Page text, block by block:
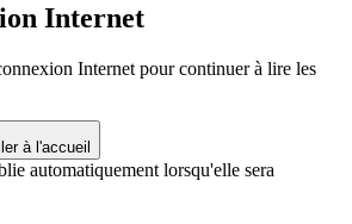
Internet
Internet pour continuer à lire les
à l'accueil
automatiquement lorsqu'elle sera